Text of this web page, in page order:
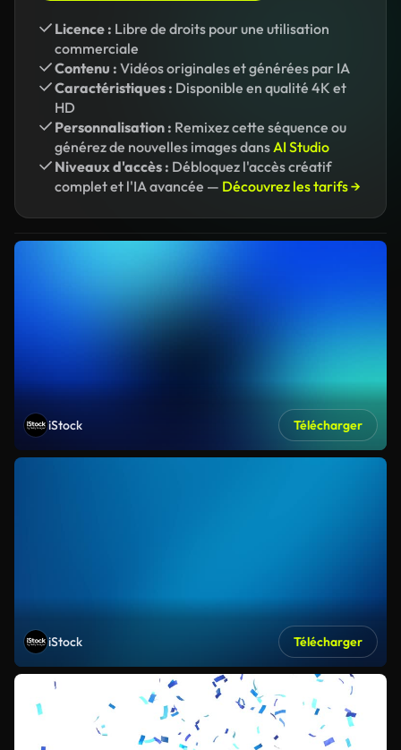
Licence : Libre de droits pour une utilisation
commerciale
Contenu : Vidéos originales et générées par IA
Caractéristiques : Disponible en qualité 4K et
HD
Personnalisation : Remixez cette séquence ou
générez de nouvelles images dansAI Studio
Niveaux d'accès : Débloquez l'accès créatif
complet et l'IA avancée — Découvrez les tarifs →
iStock Télécharger
iStock Télécharger